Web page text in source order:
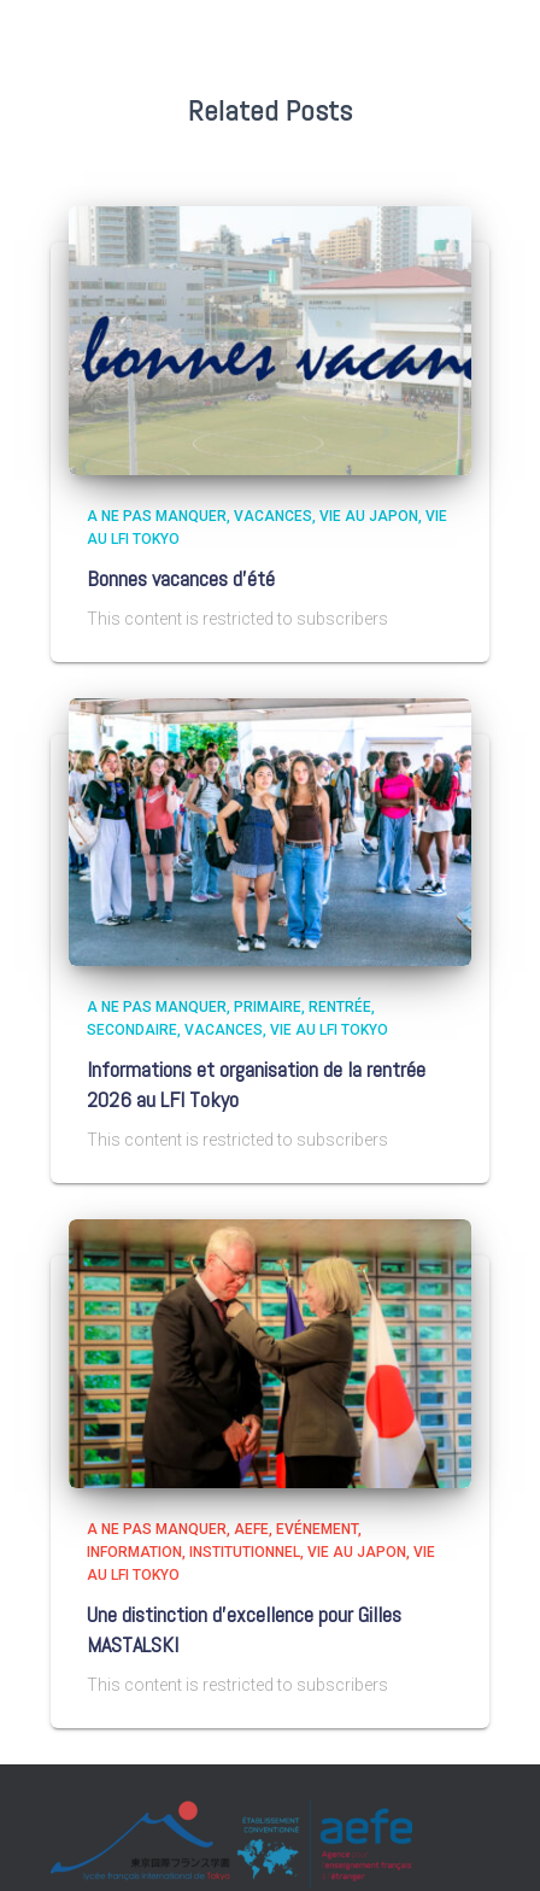
Related Posts
A NE PAS MANQUER VACANCES VIE AU JAPON VIE
AU LFI TOKYO
Bonnes vacances d’été
This content is restricted to subscribers
A NE PAS MANQUER PRIMAIRE RENTRÉE
SECONDAIRE VACANCES VIE AU LFI TOKYO
Informations et organisation de la rentrée
2026 au LFI Tokyo
This content is restricted to subscribers
A NE PAS MANQUER AEFE EVÉNEMENT
INFORMATION
INSTITUTIONNEL VIE AU JAPON VIE
AU LFI TOKYO
Une distinction d’excellence pour Gilles
MASTALSKI
This content is restricted to subscribers